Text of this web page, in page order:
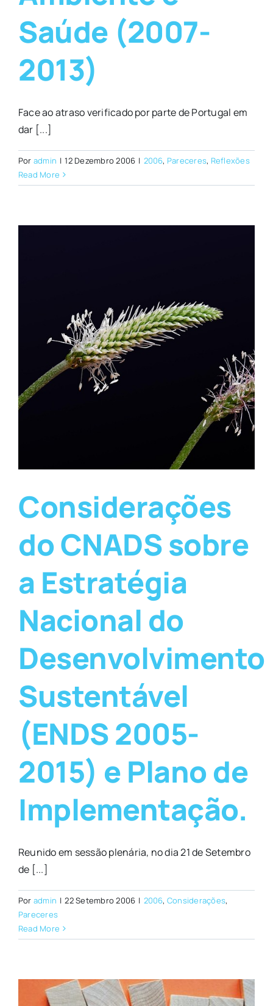
Saúde (2007-
2013)
Face ao atraso verificado por parte de Portugal em
dar [...]
Por admin | 12 Dezembro 2006 | 2006, Pareceres, Reflexões
Read More
Considerações
do CNADS sobre
a Estratégia
Nacional do
Desenvolvimento
Sustentável
(ENDS 2005-
2015) e Plano de
Implementação.
Reunido em sessão plenária, no dia 21 de Setembro
de [...]
Por admin | 22 Setembro 2006 | 2006, Considerações,
Pareceres
Read More